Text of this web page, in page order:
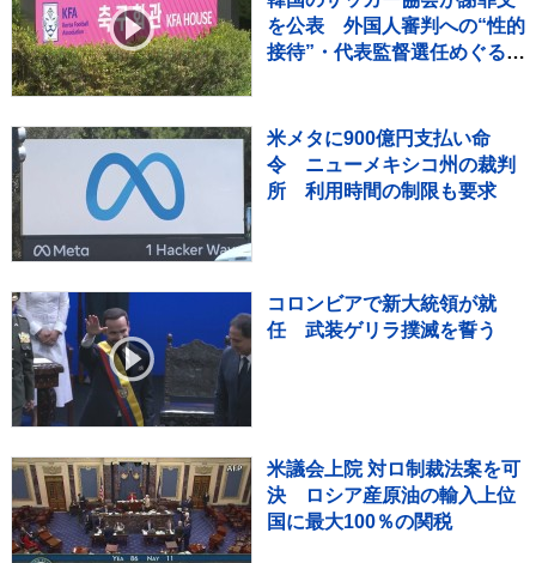
を公表 外国人審判への“性的
接待”・代表監督選任めぐる疑
米メタに900億円支払い命
令 ニューメキシコ州の裁判
所 利用時間の制限も要求
コロンビアで新大統領が就
任 武装ゲリラ撲滅を誓う
米議会上院 対ロ制裁法案を可
決 ロシア産原油の輸入上位
国に最大100％の関税